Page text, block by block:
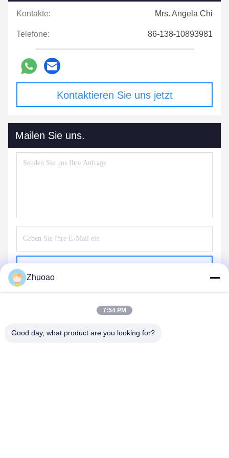
Kontakte: Mrs. Angela Chi
Telefone: 86-138-10893981
Kontaktieren Sie uns jetzt
Mailen Sie uns.
Zhuoao
7:54 PM
Good day, what product are you looking for?